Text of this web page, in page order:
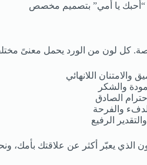
“أحبك يا أمي” بتصميم مخصص
كل لون من الورد يحمل معنىً
والامتنان اللانهائي
والشكر
الصادق
والفرحة
الرفيع
الذي يعبّر أكثر عن علاقتك بأمك،